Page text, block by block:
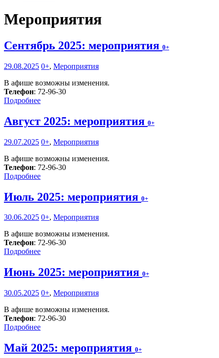
Мероприятия
Сентябрь 2025: мероприятия 0+
29.08.2025 0+, Мероприятия
В афише возможны изменения.
Телефон: 72-96-30
Подробнее
Август 2025: мероприятия 0+
29.07.2025 0+, Мероприятия
В афише возможны изменения.
Телефон: 72-96-30
Подробнее
Июль 2025: мероприятия 0+
30.06.2025 0+, Мероприятия
В афише возможны изменения.
Телефон: 72-96-30
Подробнее
Июнь 2025: мероприятия 0+
30.05.2025 0+, Мероприятия
В афише возможны изменения.
Телефон: 72-96-30
Подробнее
Май 2025: мероприятия 0+